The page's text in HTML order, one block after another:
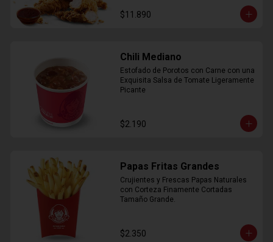
$11.890
Chili Mediano
Estofado de Porotos con Carne con una
Exquisita Salsa de Tomate Ligeramente
Picante
$2.190
Papas Fritas Grandes
Crujientes y Frescas Papas Naturales
con Corteza Finamente Cortadas
Tamaño Grande.
$2.350